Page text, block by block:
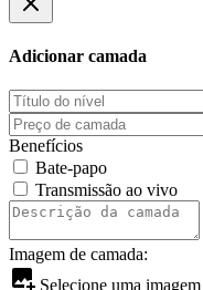
Adicionar camada
Benefícios
Bate-papo
Transmissão ao vivo
Imagem de camada:
Selecione uma imagem